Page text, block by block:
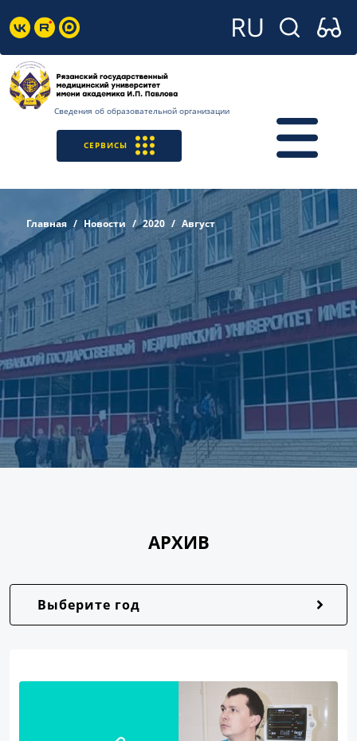
Сведения об образовательной организации
СЕРВИСЫ
Главная Новости 2020 Август
АРХИВ
Выберите год